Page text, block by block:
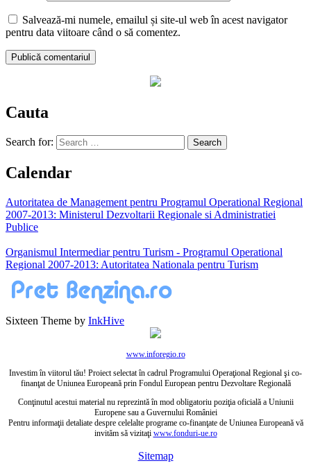
Salvează-mi numele, emailul și site-ul web în acest navigator
pentru data viitoare când o să comentez.
Cauta
Search for:
Calendar
Autoritatea de Management pentru Programul Operational Regional
2007-2013: Ministerul Dezvoltarii Regionale si Administratiei
Publice
Organismul Intermediar pentru Turism - Programul Operational
Regional 2007-2013: Autoritatea Nationala pentru Turism
Sixteen Theme by InkHive
www.inforegio.ro
Investim în viitorul tău! Proiect selectat în cadrul Programului Operaţional Regional şi co-
finanţat de Uniunea Europeană prin Fondul European pentru Dezvoltare Regională
Conţinutul acestui material nu reprezintă în mod obligatoriu poziţia oficială a Uniunii
Europene sau a Guvernului României
Pentru informaţii detaliate despre celelalte programe co-finanţate de Uniunea Europeană vă
invităm să vizitaţi www.fonduri-ue.ro
Sitemap